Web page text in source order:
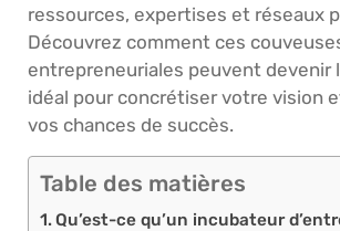
ressources, expertises et réseaux
Découvrez comment ces
entrepreneuriales peuvent devenir
idéal pour concrétiser votre vision
vos chances de succès.
Table des matières
Qu’est-ce qu’un incubateur